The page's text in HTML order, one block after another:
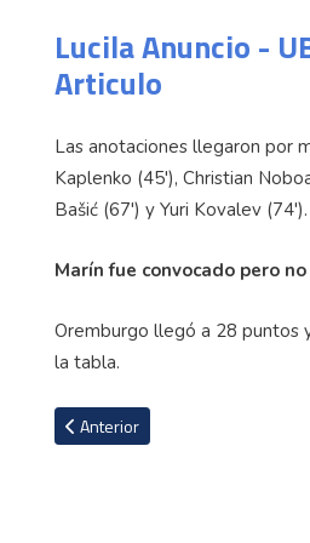
Lucila Anuncio -
Articulo
Las anotaciones llegaron por
Kaplenko (45'), Christian
Bašić (67') y Yuri Kovalev (74').
Marín fue convocado pero
Oremburgo llegó a 28 puntos
la tabla.
Artículo anterior: Sin Cristian
Anterior